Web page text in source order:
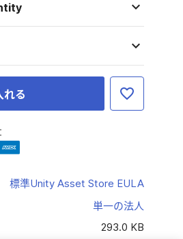
れる
標準Unity Asset Store EULA
単一の法人
293.0 KB